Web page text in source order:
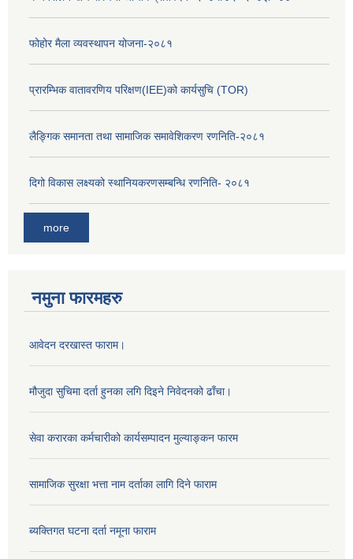
फोहोर मैला व्यवस्थापन योजना-२०८१
प्रारम्भिक वातावरणिय परिक्षण(IEE)को कार्यसुचि (TOR)
लैङ्‍गिक समानता तथा सामाजिक समावेशिकरण रणनिति-२०८१
दिगो विकास लक्ष्यको स्थानियकरणसम्बन्धि रणनिति- २०८१
more
नमुना फारमहरु
आवेदन दरखास्त फाराम।
मौजुदा सुचिमा दर्ता हुनका लगि दिइने निवेदनको ढाँचा।
सेवा करारका कर्मचारीको कार्यसम्पादन मुल्याङ्‍कन फारम
सामाजिक सुरक्षा भत्ता नाम दर्ताका लागि दिने फाराम
ब्यक्तिगत घटना दर्ता नमूना फाराम